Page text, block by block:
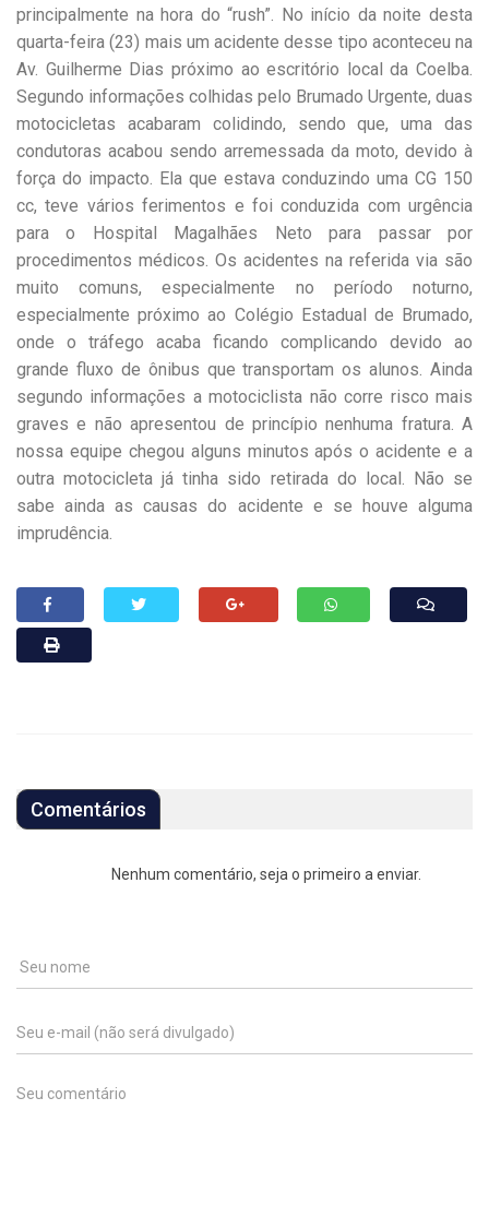
principalmente na hora do “rush”. No início da noite desta
quarta-feira (23) mais um acidente desse tipo aconteceu na
Av. Guilherme Dias próximo ao escritório local da Coelba.
Segundo informações colhidas pelo Brumado Urgente, duas
motocicletas acabaram colidindo, sendo que, uma das
condutoras acabou sendo arremessada da moto, devido à
força do impacto. Ela que estava conduzindo uma CG 150
cc, teve vários ferimentos e foi conduzida com urgência
para o Hospital Magalhães Neto para passar por
procedimentos médicos. Os acidentes na referida via são
muito comuns, especialmente no período noturno,
especialmente próximo ao Colégio Estadual de Brumado,
onde o tráfego acaba ficando complicando devido ao
grande fluxo de ônibus que transportam os alunos. Ainda
segundo informações a motociclista não corre risco mais
graves e não apresentou de princípio nenhuma fratura. A
nossa equipe chegou alguns minutos após o acidente e a
outra motocicleta já tinha sido retirada do local. Não se
sabe ainda as causas do acidente e se houve alguma
imprudência.
Comentários
Nenhum comentário, seja o primeiro a enviar.